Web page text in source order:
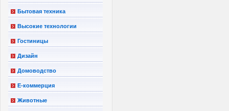
Бытовая техника
Высокие технологии
Гостиницы
Дизайн
Домоводство
Е-коммерция
Животные